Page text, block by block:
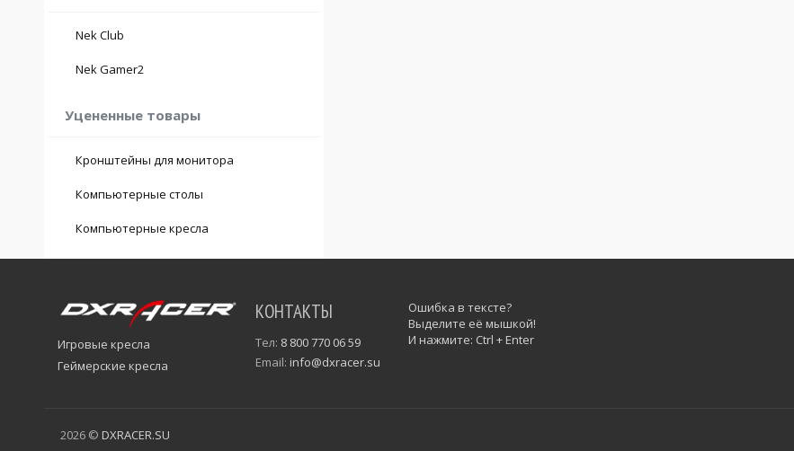
Nek Club
Nek Gamer2
Уцененные товары
Кронштейны для монитора
Компьютерные столы
Компьютерные кресла
Игровые кресла
Геймерские кресла
КОНТАКТЫ
Тел: 8 800 770 06 59
Email: info@dxracer.su
Ошибка в тексте?
Выделите её мышкой!
И нажмите: Ctrl + Enter
2026 © DXRACER.SU